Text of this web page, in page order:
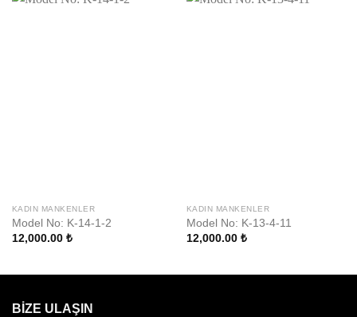
KADIN MANKENLER
Model No: K-14-1-2
12,000.00 ₺
KADIN MANKENLER
Model No: K-13-4-11
12,000.00 ₺
BİZE ULAŞIN